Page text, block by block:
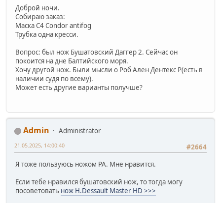
Доброй ночи.
Собираю заказ:
Маска С4 Condor antifog
Трубка одна кресси.
Вопрос: был нож Бушатовский Даггер 2. Сейчас он
покоится на дне Балтийского моря.
Хочу другой нож. Были мысли о Роб Ален Дентекс Р(есть в
наличии судя по всему).
Может есть другие варианты получше?
Admin
Administrator
#2664
21.05.2025, 14:00:40
Я тоже пользуюсь ножом РА. Мне нравится.
Если тебе нравился бушатовский нож, то тогда могу
посоветовать нож H.Dessault Master HD >>>